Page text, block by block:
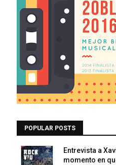
POPULAR POSTS
Entrevista a
momento en